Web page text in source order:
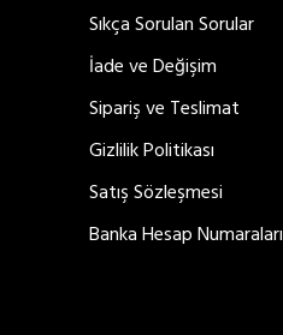
Sıkça Sorulan Sorular
İade ve Değişim
Sipariş ve Teslimat
Gizlilik Politikası
Satış Sözleşmesi
Banka Hesap Numaraları